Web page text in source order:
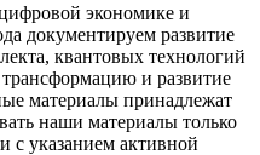
экономике и
документируем развитие
квантовых технологий
и развитие
материалы принадлежат
наши материалы только
с указанием активной